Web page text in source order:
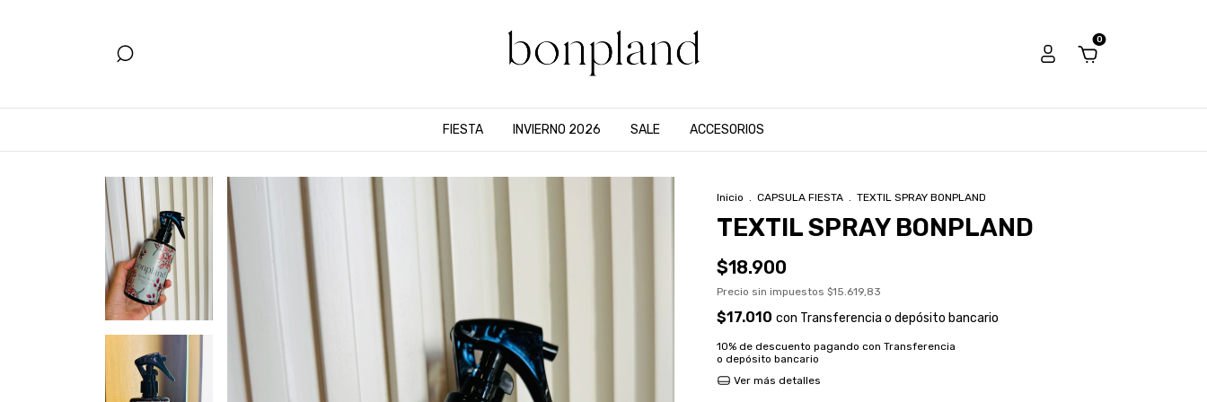
0
FIESTA INVIERNO 2026 SALE ACCESORIOS
Inicio . CAPSULA FIESTA . TEXTIL SPRAY BONPLAND
TEXTIL SPRAY BONPLAND
$18.900
Precio sin impuestos $15.619,83
$17.010 con Transferencia o depósito bancario
10% de descuento pagando con Transferencia
o depósito bancario
Ver más detalles